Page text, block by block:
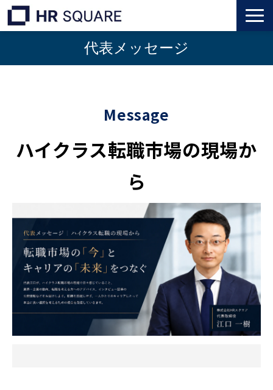
トップ
人材業界転職
インタビュー
代表メッセージ
個人のお客様
法人のお客様
代表メッセージ
Message
ハイクラス転職市場の現場か
ら